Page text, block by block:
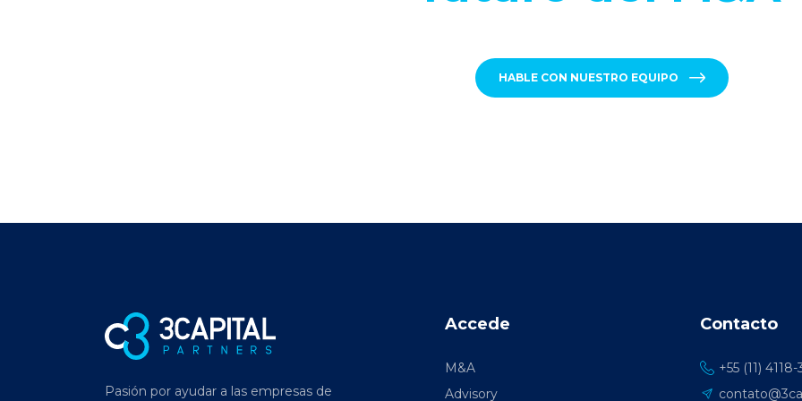
HABLE CON NUESTRO EQUIPO
Pasión por ayudar a las empresas de
Accede
M&A
Advisory
Contacto
+55 (11) 4118-